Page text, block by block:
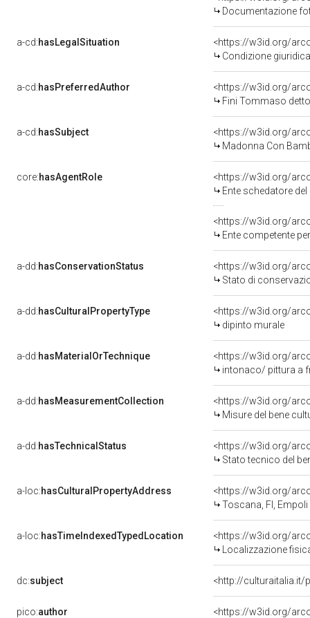
Documentazione
a-cd:hasLegalSituation
Condizione
a-cd:hasPreferredAuthor
<https://w3id.org/
Fini Tommaso
a-cd:hasSubject
<https://w3id.org/
Madonna Con
core:hasAgentRole
<https://w3id.org/
Ente schedatore del bene
<https://w3id.org/
Ente competente per tutela del
a-dd:hasConservationStatus
<https://w3id.org/
Stato di
a-dd:hasCulturalPropertyType
<https://w3id.org/
dipinto murale
a-dd:hasMaterialOrTechnique
<https://w3id.org/
intonaco/ pittura a
a-dd:hasMeasurementCollection
<https://w3id.org/
Misure del bene
a-dd:hasTechnicalStatus
<https://w3id.org/
Stato tecnico del
a-loc:hasCulturalPropertyAddress
<https://w3id.org/
Toscana, FI, Empoli
a-loc:hasTimeIndexedTypedLocation
<https://w3id.org/
Localizzazione
dc:subject <http://culturaitalia.it/
pico:author
<https://w3id.org/